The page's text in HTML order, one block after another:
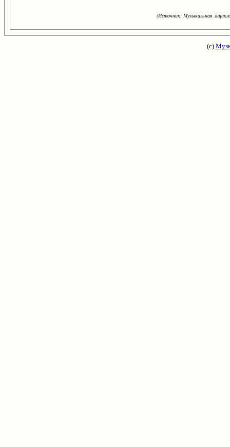
(Источник: Музыкальная
(с)